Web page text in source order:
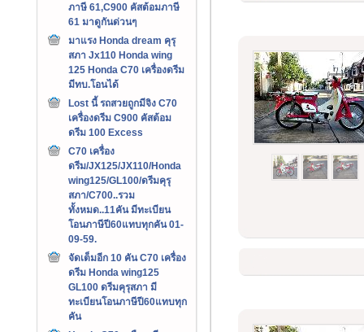
ภาษี 61,C900 คัสต้อมภาษี
61 มาดูกันด่วนๆ
มาแรง Honda dream คุรุ
สภา Jx110 Honda wing
125 Honda C70 เครื่องดรีม
มีทบ.โอนได้
Lost นี้ รถสวยถูกมีจิง C70
เครื่องดรีม C900 คัสต้อม
ดรีม 100 Excess
C70 เครื่อง
ดรีม/JX125/JX110/Honda
wing125/GL100/ดรีมคุรุ
สภา/C700..รวม
ทั้งหมด..11คัน มีทะเบียน
โอนภาษีปี60แทบทุกคัน 01-
09-59.
จัดเต็มอีก 10 คัน C70 เครื่อง
ดรีม Honda wing125
GL100 ดรีมคุรุสภา มี
ทะเบียนโอนภาษีปี60แทบทุก
คัน